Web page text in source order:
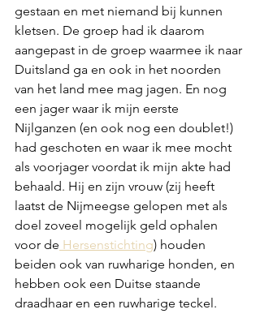
gestaan en met niemand bij kunnen
kletsen. De groep had ik daarom
aangepast in de groep waarmee ik naar
Duitsland ga en ook in het noorden
van het land mee mag jagen. En nog
een jager waar ik mijn eerste
Nijlganzen (en ook nog een doublet!)
had geschoten en waar ik mee mocht
als voorjager voordat ik mijn akte had
behaald. Hij en zijn vrouw (zij heeft
laatst de Nijmeegse gelopen met als
doel zoveel mogelijk geld ophalen
voor de Hersenstichting) houden
beiden ook van ruwharige honden, en
hebben ook een Duitse staande
draadhaar en een ruwharige teckel.